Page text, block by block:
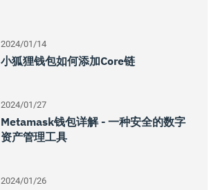
2024/01/14
小狐狸钱包如何添加core链
2024/01/27
Metamask钱包详解 - 一种安全的数字
资产管理工具
2024/01/26